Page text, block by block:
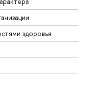
здоровья